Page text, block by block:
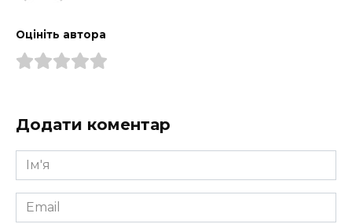
Оцініть автора
Додати коментар
Ім'я
*
Email
*